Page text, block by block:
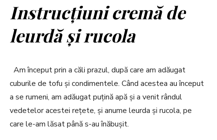
Instrucțiuni cremă de
leurdă și rucola
Am început prin a căli prazul, după care am adăugat
cuburile de tofu și condimentele. Când acestea au început
a se rumeni, am adăugat puțină apă și a venit rândul
vedetelor acestei rețete, și anume leurda și rucola, pe
care le-am lăsat până s-au înăbușit.